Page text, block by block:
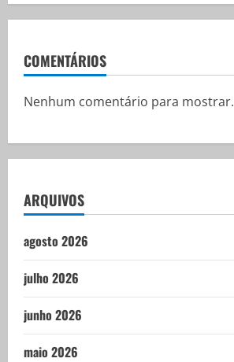
COMENTÁRIOS
Nenhum comentário para mostrar.
ARQUIVOS
agosto 2026
julho 2026
junho 2026
maio 2026